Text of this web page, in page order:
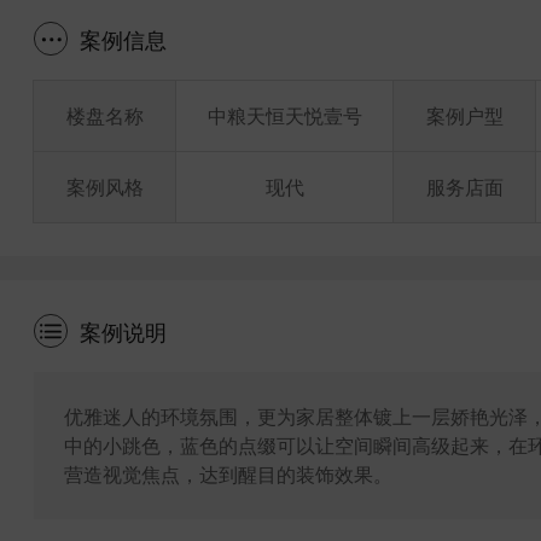
案例信息
楼盘名称
案例风格
中粮天恒天悦壹号
现代
案例户型
服务店面
案例说明
优雅迷人的环境氛围，更为家居整体镀上一层娇艳光
中的小跳色，蓝色的点缀可以让空间瞬间高级起来，
营造视觉焦点，达到醒目的装饰效果。